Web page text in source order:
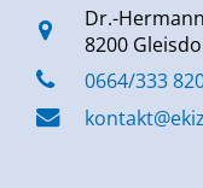
Dr.-
8200
0664/333